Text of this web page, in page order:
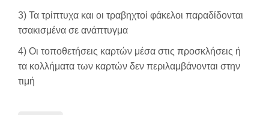
3) Τα τρίπτυχα και οι τραβηχτοί φάκελοι παραδίδονται
τσακισμένα σε ανάπτυγμα
4) Οι τοποθετήσεις καρτών μέσα στις προσκλήσεις ή
τα κολλήματα των καρτών δεν περιλαμβάνονται στην
τιμή